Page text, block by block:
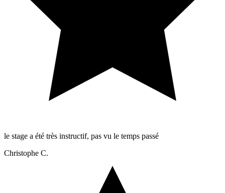
le stage a été très instructif, pas vu le temps passé
Christophe C.